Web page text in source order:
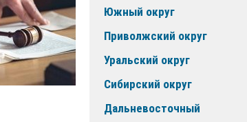
Южный округ
Приволжский округ
Уральский округ
Сибирский округ
Дальневосточный